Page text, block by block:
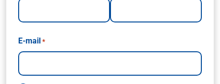
E-mail *